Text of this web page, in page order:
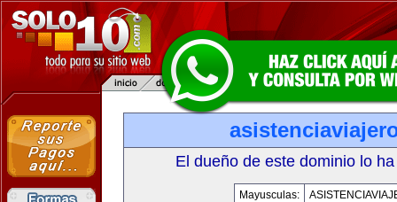
El dueño de este dominio lo
Mayusculas: